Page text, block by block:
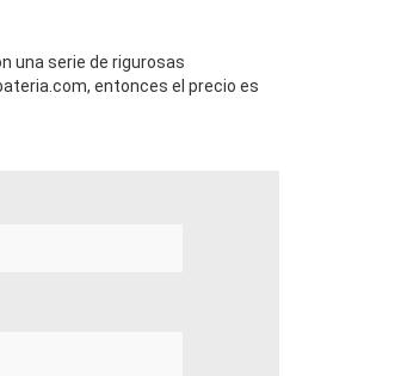
una serie de rigurosas
entonces el precio es